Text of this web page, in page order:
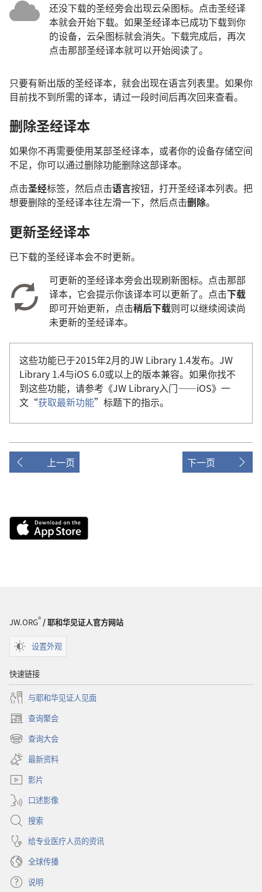
还没下载的圣经旁会出现云朵图标。点击圣经译
本就会开始下载。如果圣经译本已成功下载到你
的设备，云朵图标就会消失。下载完成后，再次
点击那部圣经译本就可以开始阅读了。
只要有新出版的圣经译本，就会出现在语言列表里。如果你
目前找不到所需的译本，请过一段时间后再次回来查看。
删除圣经译本
如果你不再需要使用某部圣经译本，或者你的设备存储空间
不足，你可以通过删除功能删除这部译本。
点击圣经标签，然后点击语言按钮，打开圣经译本列表。把
想要删除的圣经译本往左滑一下，然后点击删除。
更新圣经译本
已下载的圣经译本会不时更新。
可更新的圣经译本旁会出现刷新图标。点击那部
译本，它会提示你该译本可以更新了。点击下载
即可开始更新，点击稍后下载则可以继续阅读尚
未更新的圣经译本。
这些功能已于2015年2月的JW Library 1.4发布。JW
Library 1.4与iOS 6.0或以上的版本兼容。如果你找不
到这些功能，请参考《JW Library入门——iOS》一
文“获取最新功能”标题下的指示。
上一页 下一页
Download
on
新
窗
口）
JW.ORG®/ 耶和华见证人官方网站
设置外观
快速链接
与耶和华见证人见面
查询聚会
（打
开
新
窗
口）
查询大会
（打
开
新
窗
最新资料
影片
口述影像
搜索
给专业医疗人员的资讯
全球传播
说明